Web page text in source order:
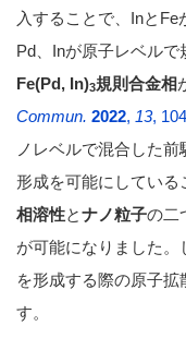
入することで、InとFe
Pd、Inが原子レベルで
Fe(Pd, In)3規則合金相
Commun. 2022, 13,
ノレベルで混合した
形成を可能にしている
相溶性とナノ粒子の二
が可能になりました
を形成する際の原子
す。